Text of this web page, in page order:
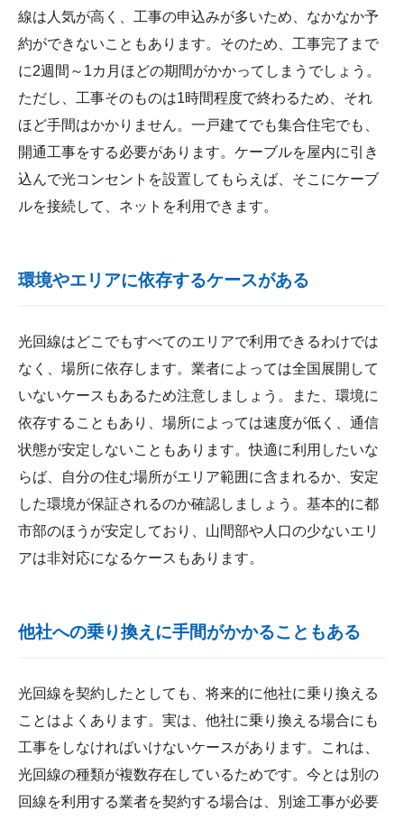
線は人気が高く、工事の申込みが多いため、なかなか予
約ができないこともあります。そのため、工事完了まで
に2週間～1カ月ほどの期間がかかってしまうでしょう。
ただし、工事そのものは1時間程度で終わるため、それ
ほど手間はかかりません。一戸建てでも集合住宅でも、
開通工事をする必要があります。ケーブルを屋内に引き
込んで光コンセントを設置してもらえば、そこにケーブ
ルを接続して、ネットを利用できます。
環境やエリアに依存するケースがある
光回線はどこでもすべてのエリアで利用できるわけでは
なく、場所に依存します。業者によっては全国展開して
いないケースもあるため注意しましょう。また、環境に
依存することもあり、場所によっては速度が低く、通信
状態が安定しないこともあります。快適に利用したいな
らば、自分の住む場所がエリア範囲に含まれるか、安定
した環境が保証されるのか確認しましょう。基本的に都
市部のほうが安定しており、山間部や人口の少ないエリ
アは非対応になるケースもあります。
他社への乗り換えに手間がかかることもある
光回線を契約したとしても、将来的に他社に乗り換える
ことはよくあります。実は、他社に乗り換える場合にも
工事をしなければいけないケースがあります。これは、
光回線の種類が複数存在しているためです。今とは別の
回線を利用する業者を契約する場合は、別途工事が必要